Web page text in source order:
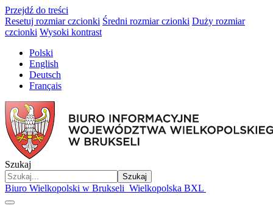
Przejdź do treści
Resetuj rozmiar czcionki Średni rozmiar czionki Duży rozmiar
czcionki Wysoki kontrast
Polski
English
Deutsch
Français
Szukaj
Szukaj
Biuro Wielkopolski w Brukseli Wielkopolska BXL